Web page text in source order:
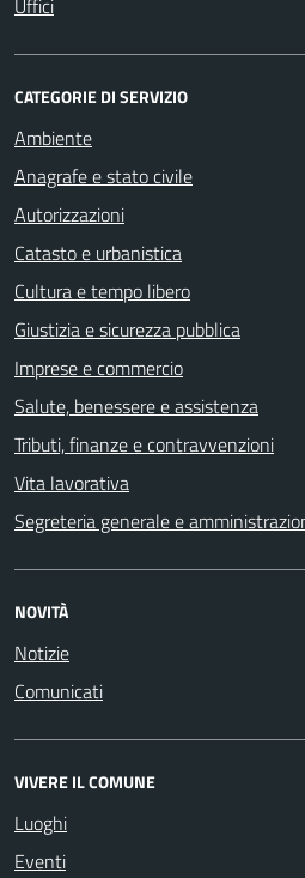
CATEGORIE DI SERVIZIO
Ambiente
Anagrafe e stato civile
Autorizzazioni
Catasto e urbanistica
Cultura e tempo libero
Giustizia e sicurezza pubblica
Imprese e commercio
Salute, benessere e assistenza
Tributi, finanze e contravvenzioni
Vita lavorativa
Segreteria generale e
NOVITÀ
Notizie
Comunicati
VIVERE IL COMUNE
Luoghi
Eventi